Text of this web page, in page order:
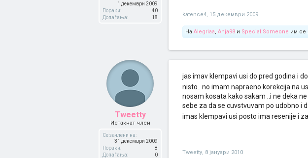
1 декември 2009
Пораки:
40
Допаѓања:
18 katence4, 15 декември 2009
На Alegriaa, Anja98 и Special.Someone им се
Tweetty
Истакнат член
Се зачлени на:
31 декември 2009
Пораки:
8
Допаѓања:
0
jas imav klempavi usi do pred godina i
nisto.. no imam napraeno korekcija na
nosam kosata kako sakam ..i ne deka
sebe za da se cuvstvuvam po udobno i
imas klempavi usi posto ima resenije i
Tweetty, 8 јануари 2010